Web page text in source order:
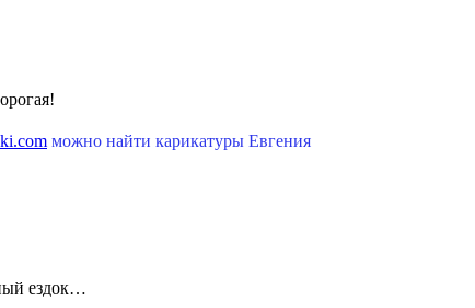
можно найти карикатуры Евгения
ездок…